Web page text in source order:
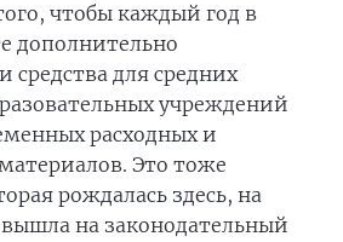
чтобы каждый год в
дополнительно
средства для средних
учреждений
расходных и
Это тоже
рождалась здесь, на
на законодательный